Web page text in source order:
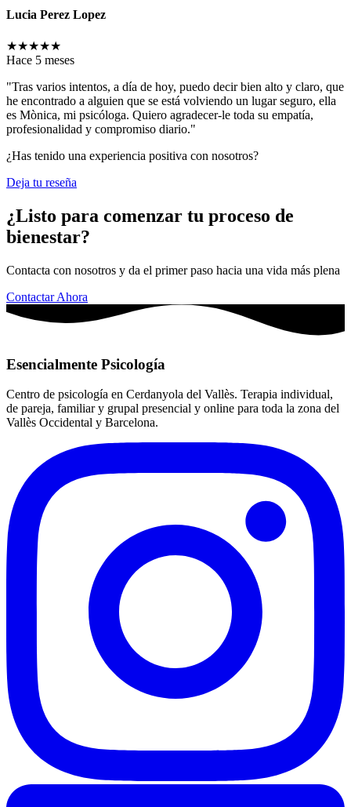
Lucia Perez Lopez
★★★★★
Hace 5 meses
"Tras varios intentos, a día de hoy, puedo decir bien alto y claro, que
he encontrado a alguien que se está volviendo un lugar seguro, ella
es Mònica, mi psicóloga. Quiero agradecer-le toda su empatía,
profesionalidad y compromiso diario."
¿Has tenido una experiencia positiva con nosotros?
Deja tu reseña
¿Listo para comenzar tu proceso de
bienestar?
Contacta con nosotros y da el primer paso hacia una vida más plena
Contactar Ahora
Esencialmente Psicología
Centro de psicología en Cerdanyola del Vallès. Terapia individual,
de pareja, familiar y grupal presencial y online para toda la zona del
Vallès Occidental y Barcelona.